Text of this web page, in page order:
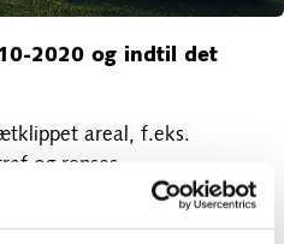
2020 og indtil det
areal, f.eks.
og renses.
markere dens position.